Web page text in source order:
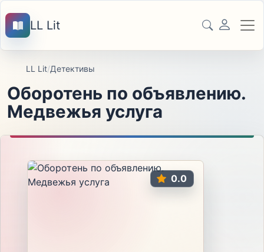
LL Lit
LL Lit/Детективы
Оборотень по объявлению.
Медвежья услуга
0.0